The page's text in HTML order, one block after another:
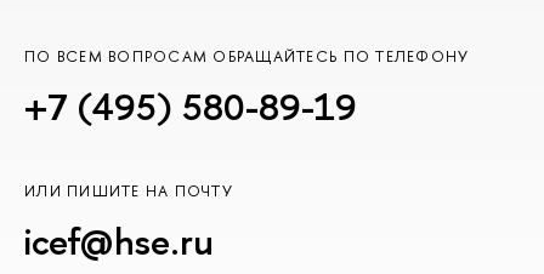
ПО ВСЕМ ВОПРОСАМ ОБРАЩАЙТЕСЬ ПО ТЕЛЕФОНУ
+7 (495) 580-89-19
ИЛИ ПИШИТЕ НА ПОЧТУ
icef@hse.ru